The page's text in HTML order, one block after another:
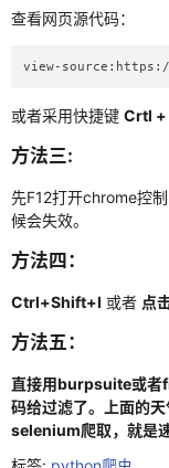
查看网页源代码：
view-
或者采用快捷键 Crtl +
方法三:
先F12打开chrome控
候会失效。
方法四：
Ctrl+Shift+I 或者 点
方法五：
直接用burpsuite或者
码给过滤了。上面的
selenium爬取，就是速